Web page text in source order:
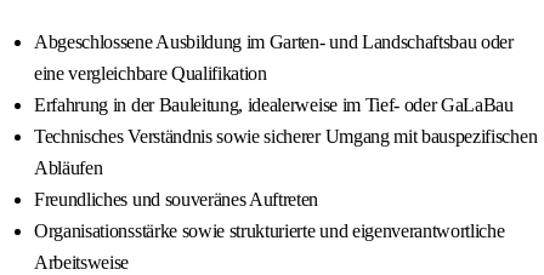
Abgeschlossene Ausbildung im Garten- und Landschaftsbau oder
eine vergleichbare Qualifikation
Erfahrung in der Bauleitung, idealerweise im Tief- oder GaLaBau
Technisches Verständnis sowie sicherer Umgang mit bauspezifischen
Abläufen
Freundliches und souveränes Auftreten
Organisationsstärke sowie strukturierte und eigenverantwortliche
Arbeitsweise